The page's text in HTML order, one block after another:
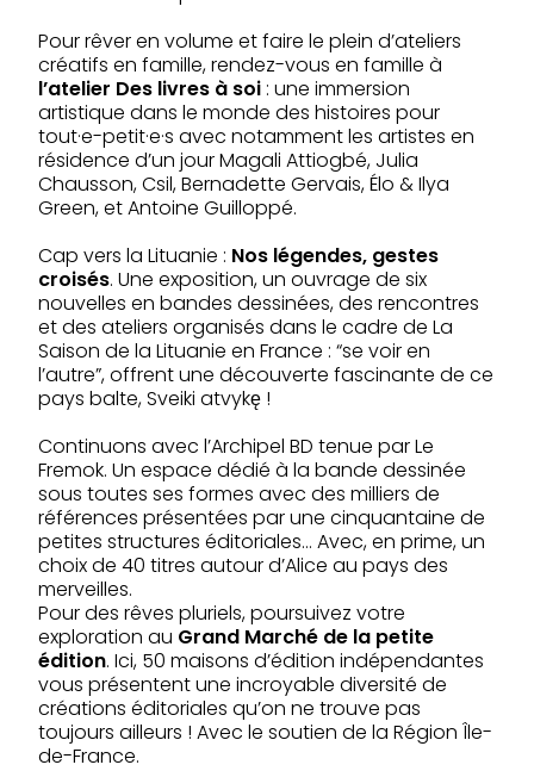
Pour rêver en volume et faire le plein d’ateliers
créatifs en famille, rendez-vous en famille à
l’atelier Des livres à soi : une immersion
artistique dans le monde des histoires pour
tout·e-petit·e·s avec notamment les artistes en
résidence d’un jour Magali Attiogbé, Julia
Chausson, Csil, Bernadette Gervais, Élo & Ilya
Green, et Antoine Guilloppé.
Cap vers la Lituanie : Nos légendes, gestes
croisés. Une exposition, un ouvrage de six
nouvelles en bandes dessinées, des rencontres
et des ateliers organisés dans le cadre de La
Saison de la Lituanie en France : “se voir en
l’autre”, offrent une découverte fascinante de ce
pays balte, Sveiki atvykę !
Continuons avec l’Archipel BD tenue par Le
Fremok. Un espace dédié à la bande dessinée
sous toutes ses formes avec des milliers de
références présentées par une cinquantaine de
petites structures éditoriales… Avec, en prime, un
choix de 40 titres autour d’Alice au pays des
merveilles.
Pour des rêves pluriels, poursuivez votre
exploration au Grand Marché de la petite
édition. Ici, 50 maisons d’édition indépendantes
vous présentent une incroyable diversité de
créations éditoriales qu’on ne trouve pas
toujours ailleurs ! Avec le soutien de la Région Île-
de-France.